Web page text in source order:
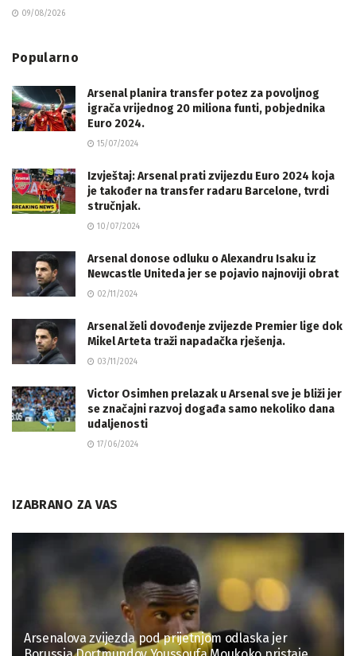
09/08/2026
Popularno
Arsenal planira transfer potez za povoljnog
igrača vrijednog 20 miliona funti, pobjednika
Euro 2024.
15/07/2024
Izvještaj: Arsenal prati zvijezdu Euro 2024 koja
je također na transfer radaru Barcelone, tvrdi
stručnjak.
10/07/2024
Arsenal donose odluku o Alexandru Isaku iz
Newcastle Uniteda jer se pojavio najnoviji obrat
02/11/2024
Arsenal želi dovođenje zvijezde Premier lige dok
Mikel Arteta traži napadačka rješenja.
03/11/2024
Victor Osimhen prelazak u Arsenal sve je bliži jer
se značajni razvoj događa samo nekoliko dana
udaljenosti
17/06/2024
IZABRANO ZA VAS
Arsenalova zvijezda pod prijetnjom odlaska jer